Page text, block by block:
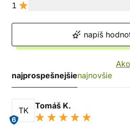
1
napíš
najprospešnejšienajnovšie
TK
6
Tomáš K.